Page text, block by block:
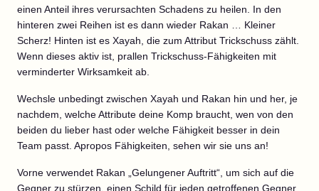
einen Anteil ihres verursachten Schadens zu heilen. In den
hinteren zwei Reihen ist es dann wieder Rakan … Kleiner
Scherz! Hinten ist es Xayah, die zum Attribut Trickschuss zählt.
Wenn dieses aktiv ist, prallen Trickschuss-Fähigkeiten mit
verminderter Wirksamkeit ab.
Wechsle unbedingt zwischen Xayah und Rakan hin und her, je
nachdem, welche Attribute deine Komp braucht, wen von den
beiden du lieber hast oder welche Fähigkeit besser in dein
Team passt. Apropos Fähigkeiten, sehen wir sie uns an!
Vorne verwendet Rakan „Gelungener Auftritt“, um sich auf die
Gegner zu stürzen, einen Schild für jeden getroffenen Gegner